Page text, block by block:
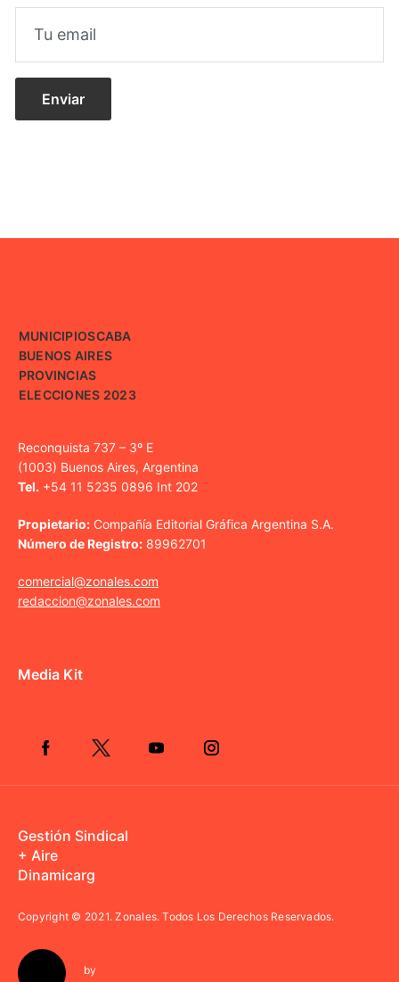
MUNICIPIOSCABA
BUENOS AIRES
PROVINCIAS
ELECCIONES 2023
Reconquista 737 – 3º E
(1003) Buenos Aires, Argentina
Tel. +54 11 5235 0896 Int 202
Propietario: Compañía Editorial Gráfica Argentina S.A.
Número de Registro: 89962701
comercial@zonales.com
redaccion@zonales.com
Media Kit
Gestión Sindical
+ Aire
Dinamicarg
Copyright © 2021.Zonales. Todos Los Derechos Reservados.
by